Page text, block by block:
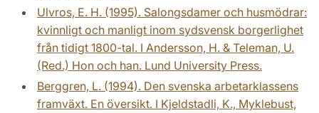
Ulvros, E. H. (1995). Salongsdamer och husmödrar:
kvinnligt och manligt inom sydsvensk borgerlighet
från tidigt 1800-tal. I Andersson, H. & Teleman, U.
(Red.) Hon och han. Lund University Press.
Berggren, L. (1994). Den svenska arbetarklassens
framväxt. En översikt. I Kjeldstadli, K., Myklebust,